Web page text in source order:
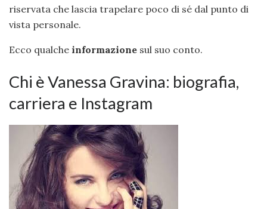
riservata che lascia trapelare poco di sé dal punto di
vista personale.
Ecco qualche informazione sul suo conto.
Chi è Vanessa Gravina: biografia,
carriera e Instagram